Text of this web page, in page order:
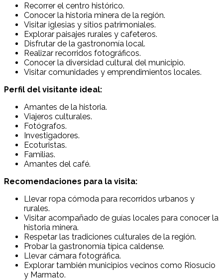
Recorrer el centro histórico.
Conocer la historia minera de la región.
Visitar iglesias y sitios patrimoniales.
Explorar paisajes rurales y cafeteros.
Disfrutar de la gastronomía local.
Realizar recorridos fotográficos.
Conocer la diversidad cultural del municipio.
Visitar comunidades y emprendimientos locales.
Perfil del visitante ideal:
Amantes de la historia.
Viajeros culturales.
Fotógrafos.
Investigadores.
Ecoturistas.
Familias.
Amantes del café.
Recomendaciones para la visita:
Llevar ropa cómoda para recorridos urbanos y
rurales.
Visitar acompañado de guías locales para conocer la
historia minera.
Respetar las tradiciones culturales de la región.
Probar la gastronomía típica caldense.
Llevar cámara fotográfica.
Explorar también municipios vecinos como Riosucio
y Marmato.